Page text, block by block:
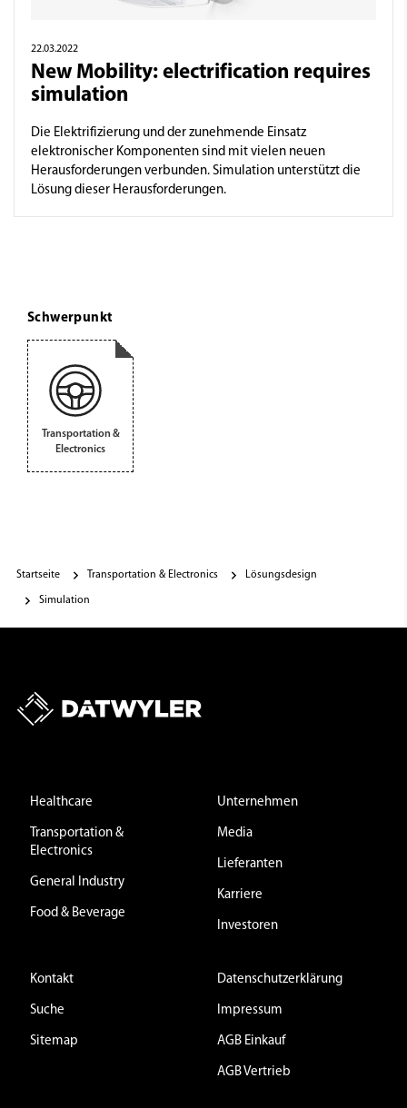
22.03.2022
New Mobility: electrification requires
simulation
Die Elektrifizierung und der zunehmende Einsatz
elektronischer Komponenten sind mit vielen neuen
Herausforderungen verbunden. Simulation unterstützt die
Lösung dieser Herausforderungen.
Schwerpunkt
Transportation &
Electronics
Startseite Transportation & Electronics Lösungsdesign
Simulation
Healthcare
Transportation &
Electronics
General Industry
Food & Beverage
Unternehmen
Media
Lieferanten
Karriere
Investoren
Kontakt
Suche
Sitemap
Datenschutzerklärung
Impressum
AGB Einkauf
AGB Vertrieb